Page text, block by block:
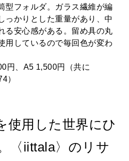
型フォルダ。ガラス繊維が編
っかりとした重量があり、中
る安心感がある。留め具の丸
用しているので毎回色が変わ
円、A5 1,500円（共に
）
使用した世界にひ
〈iittala〉のリサ